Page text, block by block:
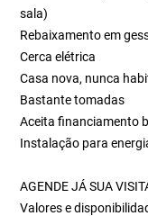
sala)
Rebaixamento em
Cerca elétrica
Casa nova, nunca
Bastante tomadas
Aceita financiamento
Instalação para
AGENDE JÁ SUA
Valores e